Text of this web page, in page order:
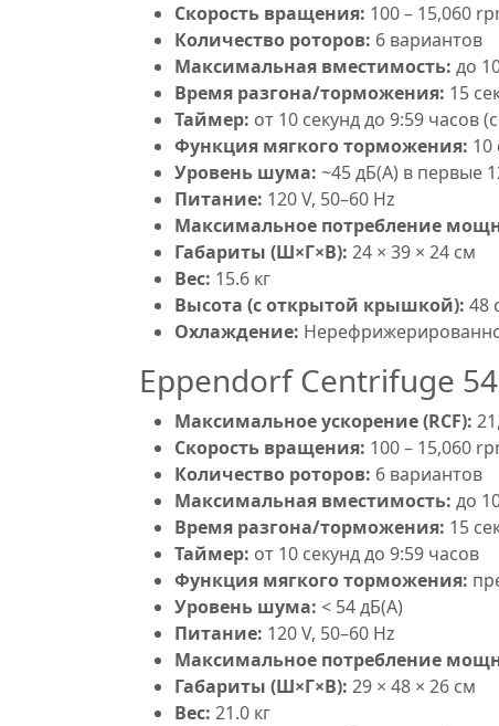
Скорость вращения: 100 – 15,060
Количество роторов: 6 вариантов
Максимальная вместимость: до
Время разгона/торможения: 15
Таймер: от 10 секунд до 9:59
Функция мягкого торможения: 10
Уровень шума: ~45 дБ(A) в первые
Питание: 120 V, 50–60 Hz
Максимальное потребление
Габариты (Ш×Г×В): 24 × 39 × 24 см
Вес: 15.6 кг
Высота (с открытой крышкой): 48
Охлаждение:
Eppendorf Centrifuge
Максимальное ускорение (RCF):
Скорость вращения: 100 – 15,060
Количество роторов: 6 вариантов
Максимальная вместимость: до
Время разгона/торможения: 15
Таймер: от 10 секунд до 9:59 часов
Функция мягкого торможения:
Уровень шума: < 54 дБ(A)
Питание: 120 V, 50–60 Hz
Максимальное потребление
Габариты (Ш×Г×В): 29 × 48 × 26 см
Вес: 21.0 кг